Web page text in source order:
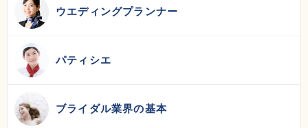
福岡県柳川市三橋町柳河55-1
初年度学費：
麻生外語観光＆製菓専門学校
福岡県福岡市博多区博多駅南1-14-17
初年度学費：
ウエディングプランナー
パティシエ
ブライダル業界の基本